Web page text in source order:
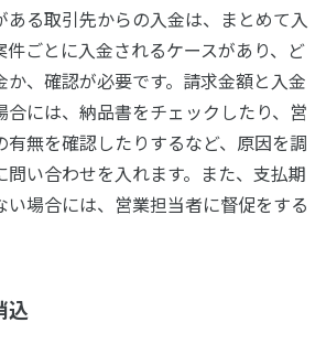
る取引先からの入金は、まとめて入
ごとに入金されるケースがあり、ど
か、確認が必要です。請求金額と入金
には、納品書をチェックしたり、営
有無を確認したりするなど、原因を調
い合わせを入れます。また、支払期
い場合には、営業担当者に督促をする
込